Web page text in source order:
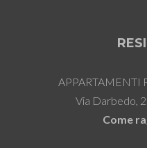
APPARTAMENTI
Via Darbedo,
Come